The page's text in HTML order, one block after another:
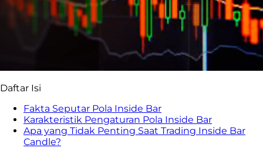
Daftar Isi
Fakta Seputar Pola Inside Bar
Karakteristik Pengaturan Pola Inside Bar
Apa yang Tidak Penting Saat Trading Inside Bar
Candle?